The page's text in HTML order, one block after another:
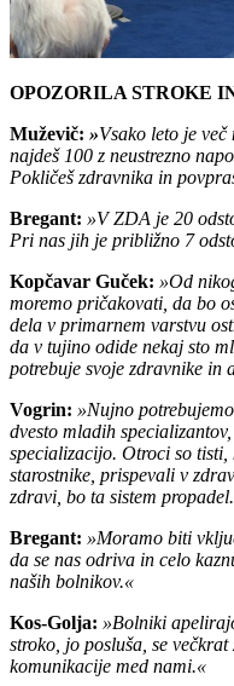
OPOZORILA STROKE
Muževič: »Vsako leto je
najdeš 100 z neustrezno
Pokličeš zdravnika in
Bregant: »V ZDA je 20
Pri nas jih je približno 7
Kopčavar Guček: »Od
moremo pričakovati, da bo
dela v primarnem varstvu
da v tujino odide nekaj sto
potrebuje svoje zdravnike in
Vogrin: »Nujno
dvesto mladih
specializacijo. Otroci so
starostnike, prispevali v
zdravi, bo ta sistem
Bregant: »Moramo biti
da se nas odriva in celo
naših bolnikov.«
Kos-Golja: »Bolniki
stroko, jo posluša, se
komunikacije med nami.«